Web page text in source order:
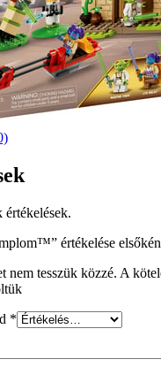
értékelések.
értékelése
nem tesszük közzé. A
*